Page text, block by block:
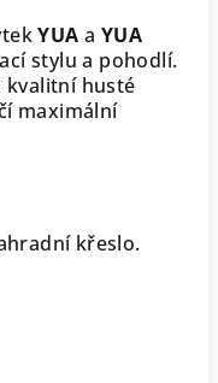
YUA a YUA
stylu a pohodlí.
kvalitní husté
maximální
křeslo.